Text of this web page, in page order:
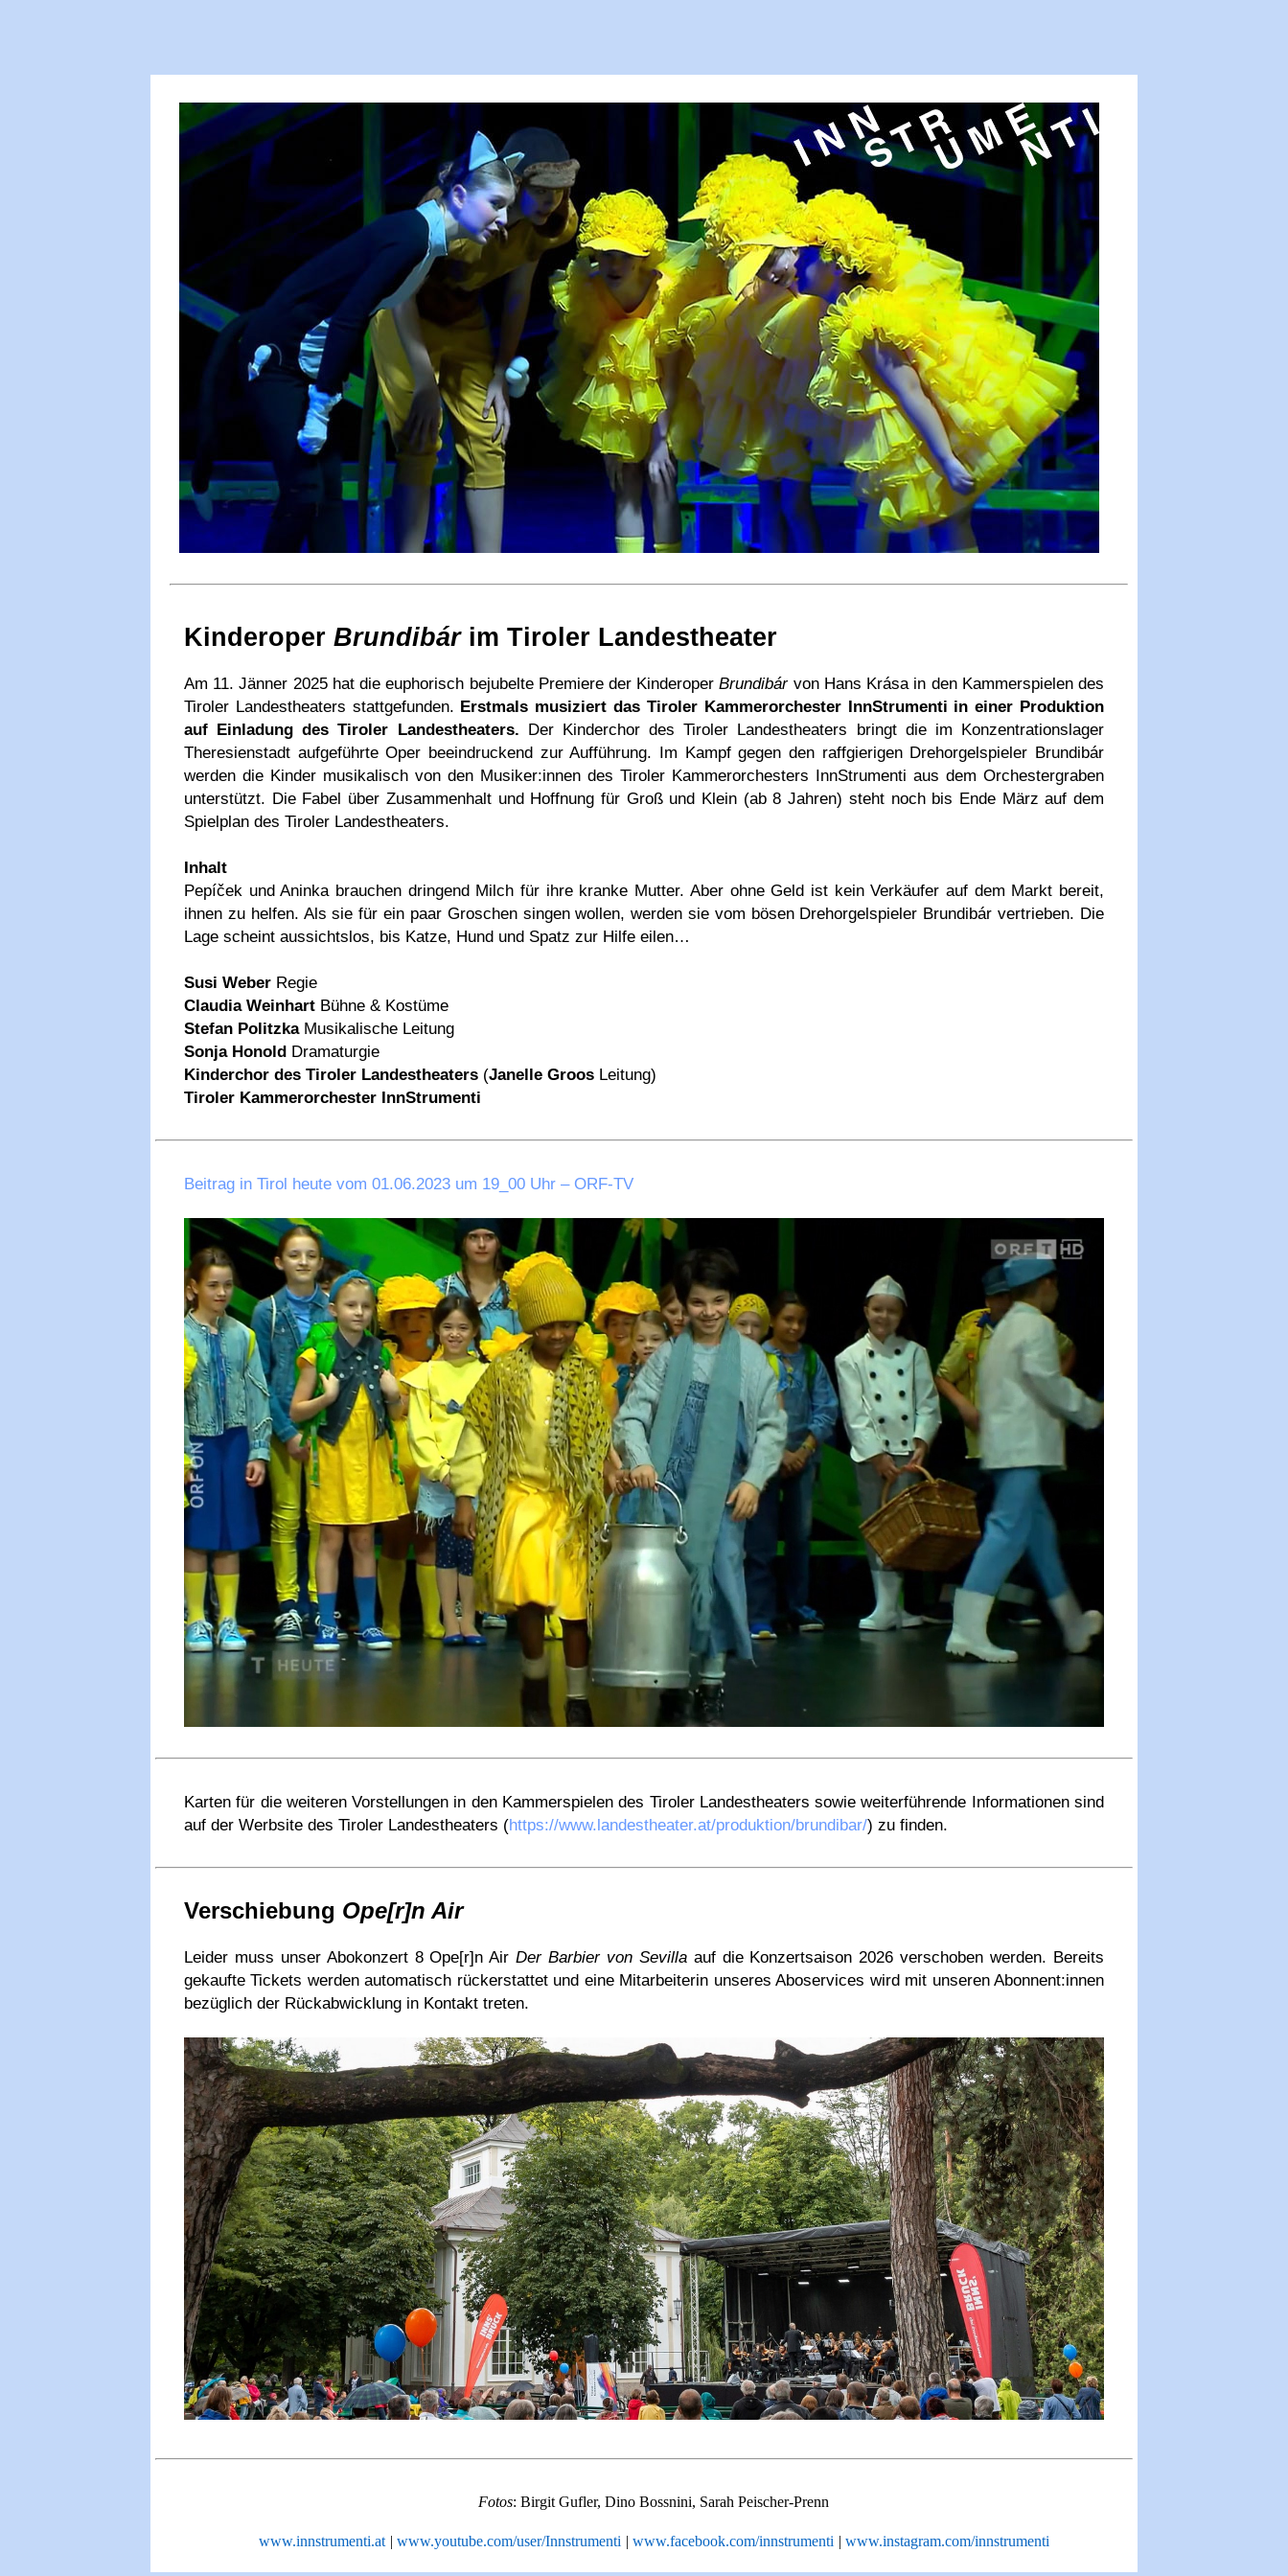
Kinderoper Brundibár im Tiroler Landestheater
Am 11. Jänner 2025 hat die euphorisch bejubelte Premiere der KinderoperBrundibárvon Hans Krása in den Kammerspielen des
Tiroler Landestheaters stattgefunden. Erstmals musiziert das Tiroler Kammerorchester InnStrumenti in einer Produktion
auf Einladung des Tiroler Landestheaters. Der Kinderchor des Tiroler Landestheaters bringt die im Konzentrationslager
Theresienstadt aufgeführte Oper beeindruckend zur Aufführung. Im Kampf gegen den raffgierigen Drehorgelspieler Brundibár
werden die Kinder musikalisch von den Musiker:innen des Tiroler Kammerorchesters InnStrumenti aus dem Orchestergraben
unterstützt. Die Fabel über Zusammenhalt und Hoffnung für Groß und Klein (ab 8 Jahren) steht noch bis Ende März auf dem
Spielplan des Tiroler Landestheaters.
Inhalt
Pepíček und Aninka brauchen dringend Milch für ihre kranke Mutter. Aber ohne Geld ist kein Verkäufer auf dem Markt bereit,
ihnen zu helfen. Als sie für ein paar Groschen singen wollen, werden sie vom bösen Drehorgelspieler Brundibár vertrieben. Die
Lage scheint aussichtslos, bis Katze, Hund und Spatz zur Hilfe eilen…
Susi Weber Regie
Claudia Weinhart Bühne & Kostüme
Stefan PolitzkaMusikalische Leitung
Sonja Honold Dramaturgie
Kinderchor des Tiroler Landestheaters (Janelle Groos Leitung)
Tiroler Kammerorchester InnStrumenti
Beitrag in Tirol heute vom 01.06.2023 um 19_00 Uhr – ORF-TV
Karten für die weiteren Vorstellungen in den Kammerspielen des Tiroler Landestheaters sowie weiterführende Informationen sind
auf der Werbsite des Tiroler Landestheaters (https://www.landestheater.at/produktion/brundibar/) zu finden.
Verschiebung Ope[r]n Air
Leider muss unser Abokonzert 8 Ope[r]n AirDer Barbier von Sevillaauf die Konzertsaison 2026 verschoben werden. Bereits
gekaufte Tickets werden automatisch rückerstattet und eine Mitarbeiterin unseres Aboservices wird mit unseren Abonnent:innen
bezüglich der Rückabwicklung in Kontakt treten.
Fotos: Birgit Gufler, Dino Bossnini, Sarah Peischer-Prenn
www.innstrumenti.at| www.youtube.com/user/Innstrumenti | www.facebook.com/innstrumenti | www.instagram.com/innstrumenti